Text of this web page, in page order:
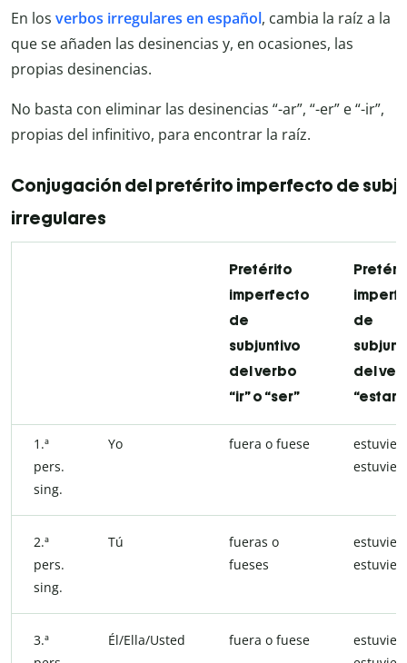
En los verbos irregulares en español, cambia la raíz a la
que se añaden las desinencias y, en ocasiones, las
propias desinencias.
No basta con eliminar las desinencias “-ar”, “-er” e “-ir”,
propias del infinitivo, para encontrar la raíz.
Conjugación del pretérito imperfecto de
irregulares
Pretérito
imperfecto
de
subjuntivo
del verbo
“ir” o “ser”
de
del
“estar”
1.ª
pers.
sing.
Yo fuera o fuese
2.ª
pers.
sing.
Tú
fueras o
fueses
3.ª
Él/Ella/Usted fuera o fuese